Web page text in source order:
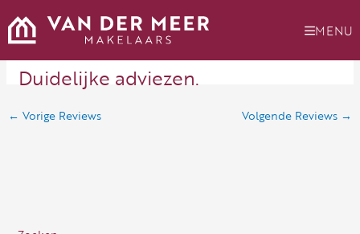
naar
de
MENU
Duidelijke adviezen.
← Vorige Reviews Volgende Reviews →